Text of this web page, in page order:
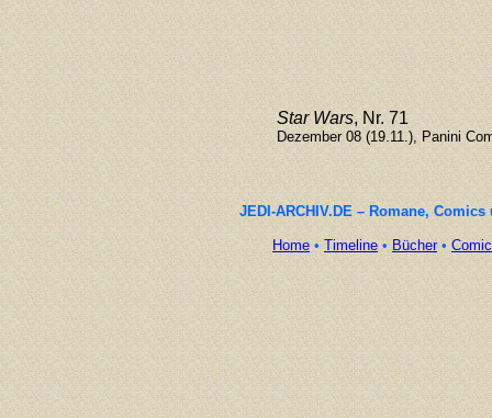
Star Wars, Nr. 71
Dezember 08 (19.11.), Panini
JEDI-ARCHIV.DE – Romane,
Home • Timeline• Bücher•